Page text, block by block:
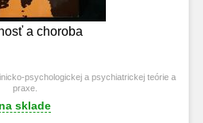
a choroba
psychologickej a psychiatrickej teórie a
praxe.
na sklade